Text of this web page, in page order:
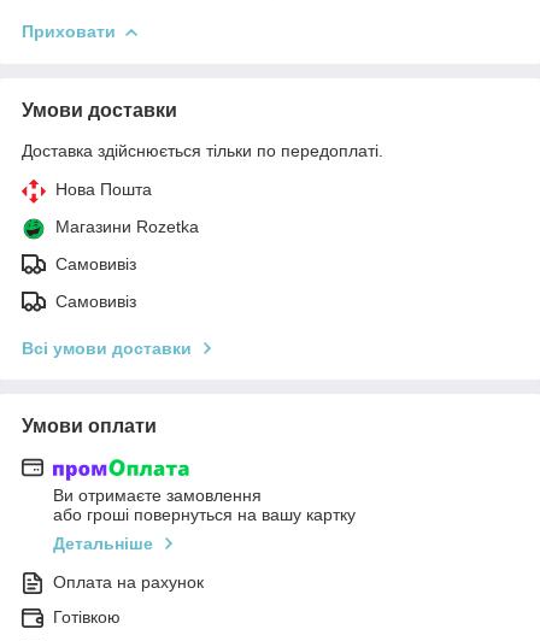
Приховати
Умови доставки
Доставка здійснюється тільки по передоплаті.
Нова Пошта
Магазини Rozetka
Самовивіз
Самовивіз
Всі умови доставки
Умови оплати
Ви отримаєте замовлення
або гроші повернуться на вашу картку
Детальніше
Оплата на рахунок
Готівкою